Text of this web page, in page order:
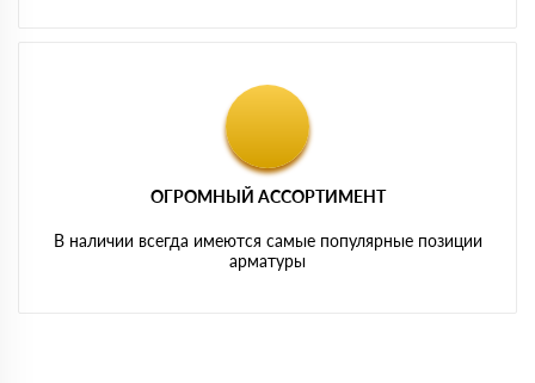
ОГРОМНЫЙ АССОРТИМЕНТ
В наличии всегда имеются самые популярные позиции
арматуры